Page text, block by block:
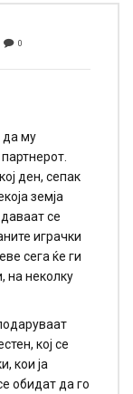
0
да му
ден, сепак
земја
се
играчки
сега ќе ги
на неколку
кој се
кои ја
обидат да го